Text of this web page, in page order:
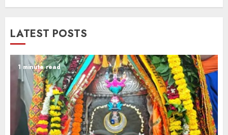
LATEST POSTS
1 minute read